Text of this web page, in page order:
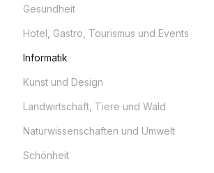
Gesundheit
Hotel, Gastro, Tourismus und Events
Informatik
Kunst und Design
Landwirtschaft, Tiere und Wald
Naturwissenschaften und Umwelt
Schönheit